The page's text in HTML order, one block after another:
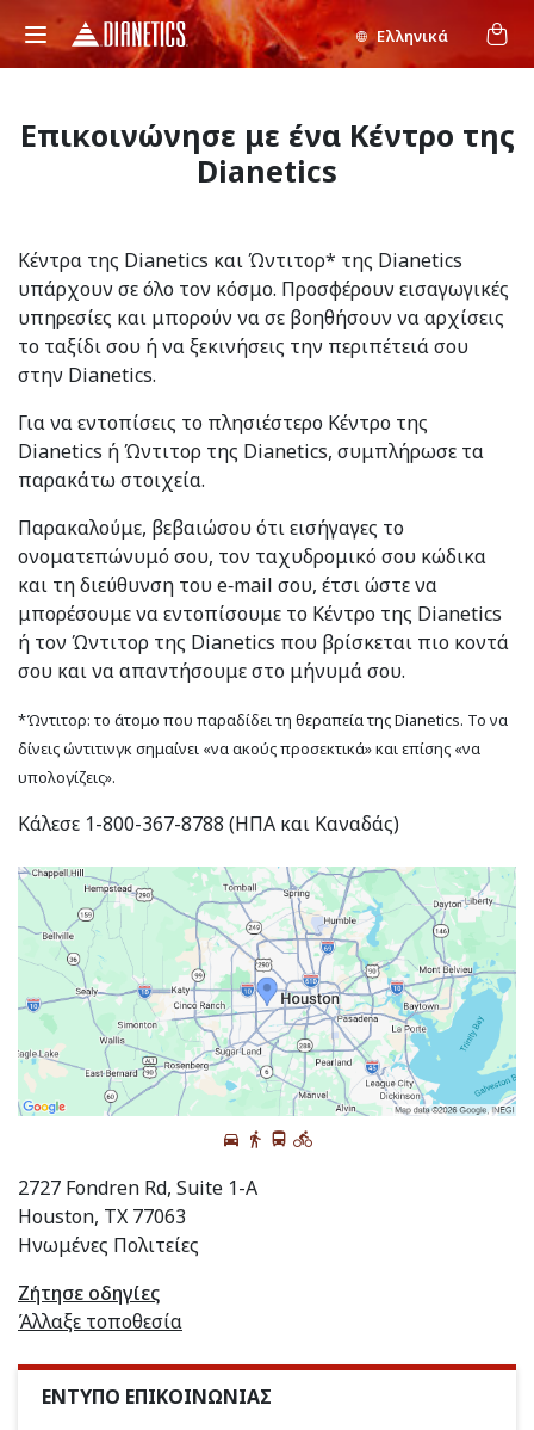
Ελληνικά
Επικοινώνησε με ένα Κέντρο της
Dianetics
Κέντρα της Dianetics και Ώντιτορ* της Dianetics
υπάρχουν σε όλο τον κόσμο. Προσφέρουν εισαγωγικές
υπηρεσίες και μπορούν να σε βοηθήσουν να αρχίσεις
το ταξίδι σου ή να ξεκινήσεις την περιπέτειά σου
στην Dianetics.
Για να εντοπίσεις το πλησιέστερο Κέντρο της
Dianetics ή Ώντιτορ της Dianetics, συμπλήρωσε τα
παρακάτω στοιχεία.
Παρακαλούμε, βεβαιώσου ότι εισήγαγες το
ονοματεπώνυμό σου, τον ταχυδρομικό σου κώδικα
και τη διεύθυνση του e‑mail σου, έτσι ώστε να
μπορέσουμε να εντοπίσουμε το Κέντρο της Dianetics
ή τον Ώντιτορ της Dianetics που βρίσκεται πιο κοντά
σου και να απαντήσουμε στο μήνυμά σου.
*Ώντιτορ: το άτομο που παραδίδει τη θεραπεία της Dianetics. Το να
δίνεις ώντιτινγκ σημαίνει «να ακούς προσεκτικά» και επίσης «να
υπολογίζεις».
Κάλεσε 1-800-367-8788 (ΗΠΑ και Καναδάς)
2727 Fondren Rd, Suite 1-A
Houston, TX 77063
Ηνωμένες Πολιτείες
Ζήτησε οδηγίες
Άλλαξε τοποθεσία
ΕΝΤΥΠΟ ΕΠΙΚΟΙΝΩΝΙΑΣ